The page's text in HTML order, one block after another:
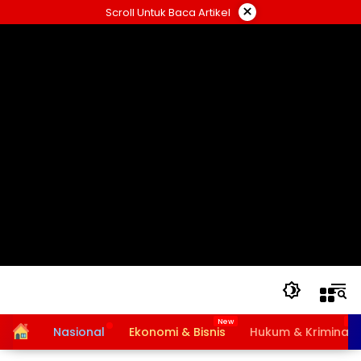
ke
Scroll Untuk Baca Artikel ×
HomeNasional Ekonomi & Bisnis Hukum & Kriminal